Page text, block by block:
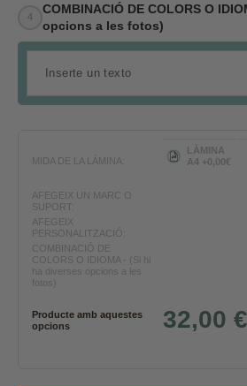
COMBINACIÓ DE COLORS O
opcions a les fotos)
MIDA DE LA LÀMINA:
LÀMINA
A4 +0,00€
AFEGEIX UN MARC O
SUPORT:
AFEGEIX
PERSONALITZACIÓ:
COMBINACIÓ DE
COLORS O IDIOMA - (Si hi
ha diverses opcions a les
fotos)
Producte amb aquestes
opcions
32,00 €